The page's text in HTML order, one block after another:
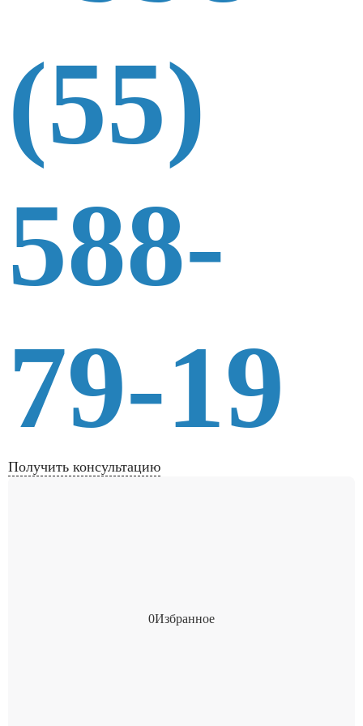
(55)
588-
79-19
Получить консультацию
0Избранное